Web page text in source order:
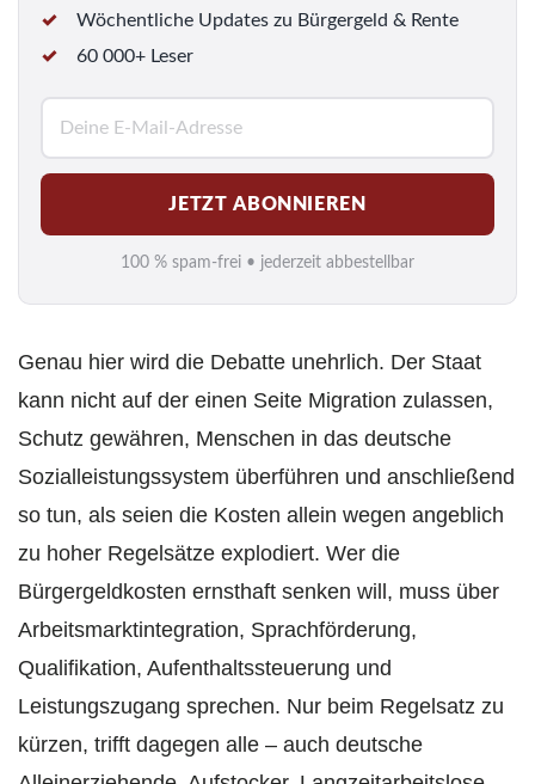
Wöchentliche Updates zu Bürgergeld & Rente
60 000+ Leser
M
a
i
l
*
JETZT ABONNIEREN
100 % spam-frei • jederzeit abbestellbar
Genau hier wird die Debatte unehrlich. Der Staat
kann nicht auf der einen Seite Migration zulassen,
Schutz gewähren, Menschen in das deutsche
Sozialleistungssystem überführen und anschließend
so tun, als seien die Kosten allein wegen angeblich
zu hoher Regelsätze explodiert. Wer die
Bürgergeldkosten ernsthaft senken will, muss über
Arbeitsmarktintegration, Sprachförderung,
Qualifikation, Aufenthaltssteuerung und
Leistungszugang sprechen. Nur beim Regelsatz zu
kürzen, trifft dagegen alle – auch deutsche